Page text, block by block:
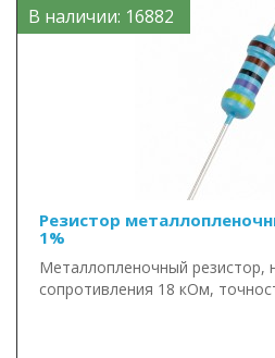
В наличии: 16882
Резистор
1%
Металлопленочный резистор,
сопротивления 18 кОм,